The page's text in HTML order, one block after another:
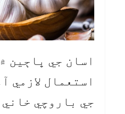
اسان جي ڀاڄين
استعمال لازمي
جي باروچي